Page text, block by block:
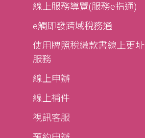
線上服務導覽(服務e指通)
e觸即發跨域稅務通
使用牌照稅繳款書線上更址
服務
線上申辦
線上補件
視訊客服